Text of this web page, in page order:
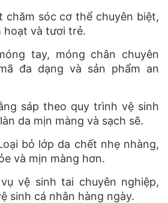
chăm sóc cơ thể chuyên biệt,
hoạt và tươi trẻ.
tay, móng chân chuyên
đa dạng và sản phẩm an
sáp theo quy trình vệ sinh
da mịn màng và sạch sẽ.
bỏ lớp da chết nhẹ nhàng,
và mịn màng hơn.
vệ sinh tai chuyên nghiệp,
sinh cá nhân hàng ngày.